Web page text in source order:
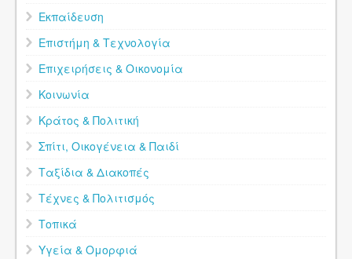
Εκπαίδευση
Επιστήμη & Τεχνολογία
Επιχειρήσεις & Οικονομία
Κοινωνία
Κράτος & Πολιτική
Σπίτι, Οικογένεια & Παιδί
Ταξίδια & Διακοπές
Τέχνες & Πολιτισμός
Τοπικά
Υγεία & Ομορφιά